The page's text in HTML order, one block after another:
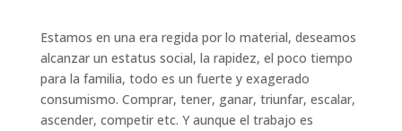
Estamos en una era regida por lo material, deseamos
alcanzar un estatus social, la rapidez, el poco tiempo
para la familia, todo es un fuerte y exagerado
consumismo. Comprar, tener, ganar, triunfar, escalar,
ascender, competir etc. Y aunque el trabajo es